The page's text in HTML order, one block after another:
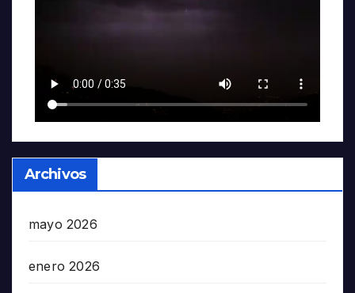
Archivos
mayo 2026
enero 2026